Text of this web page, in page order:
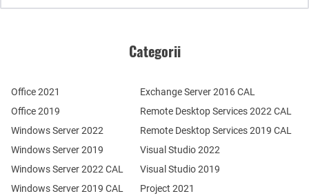
Categorii
Office 2021
Office 2019
Windows Server 2022
Windows Server 2019
Windows Server 2022 CAL
Windows Server 2019 CAL
Remote Desktop Services 2022 CAL
Remote Desktop Services 2019 CAL
Exchange Server 2016 CAL
Visual Studio 2022
Visual Studio 2019
Project 2021